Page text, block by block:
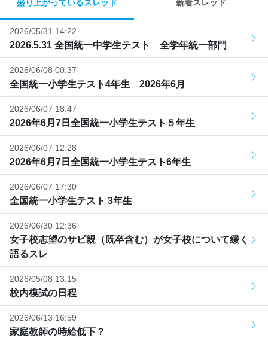
盛り上がっているスレッド 新着スレッド
2026/05/31 14:22
2026.5.31 全国統一中学生テスト 全学年統一部門
2026/06/08 00:37
全国統一小学生テスト4年生 2026年6月
2026/06/07 18:47
2026年6月7日全国統一小学生テスト５年生
2026/06/07 12:28
2026年6月7日全国統一小学生テスト6年生
2026/06/07 17:30
全国統一小学生テスト 3年生
2026/06/30 12:36
女子校志望のサピ親（既卒含む）が女子校について緩く
語るスレ
2026/05/08 13:15
校内模試の日程
2026/06/13 16:59
家庭教師の時給低下？